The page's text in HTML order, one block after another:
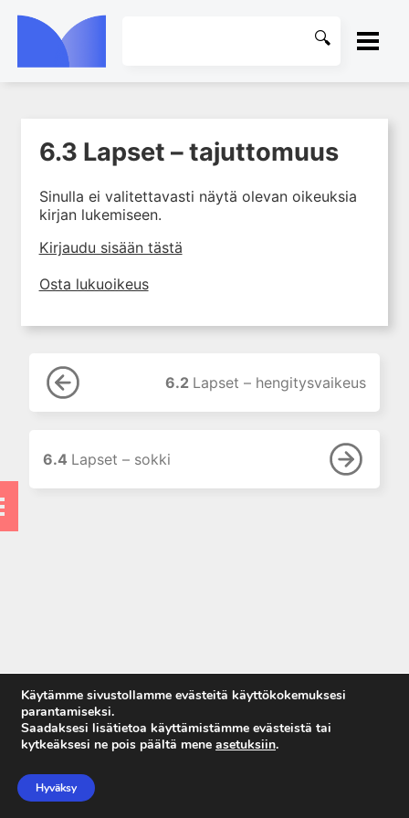
KIRJASTO
OHJEET
1. Elvytys
3. Rintakipu ja rytmihäiriöt
6. Lapset
hengitysvaikeus
6.3 Lapset – tajuttomuus
7. Taulukot
7. Naiset
6.3 Lapset – tajuttomuus
Sinulla ei valitettavasti näytä olevan oikeuksia
kirjan lukemiseen.
Kirjaudu sisään tästä
Osta lukuoikeus
6.2 Lapset – hengitysvaikeus
6.4 Lapset – sokki
Tietosuojaseloste
Käyttöehdot
Käytämme sivustollamme evästeitä käyttökokemuksesi
parantamiseksi.
Saadaksesi lisätietoa käyttämistämme evästeistä tai
kytkeäksesi ne pois päältä mene asetuksiin.
Hyväksy